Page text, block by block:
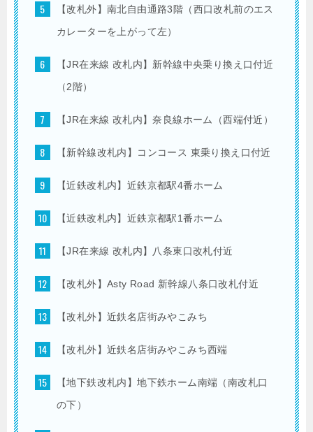
【改札外】南北自由通路3階（西口改札前のエス
カレーターを上がって左）
【JR在来線 改札内】新幹線中央乗り換え口付近
（2階）
【JR在来線 改札内】奈良線ホーム（西端付近）
【新幹線改札内】コンコース 東乗り換え口付近
【近鉄改札内】近鉄京都駅4番ホーム
【近鉄改札内】近鉄京都駅1番ホーム
【JR在来線 改札内】八条東口改札付近
【改札外】Asty Road 新幹線八条口改札付近
【改札外】近鉄名店街みやこみち
【改札外】近鉄名店街みやこみち西端
【地下鉄改札内】地下鉄ホーム南端（南改札口
の下）